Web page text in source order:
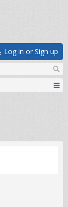
Log in or Sign up